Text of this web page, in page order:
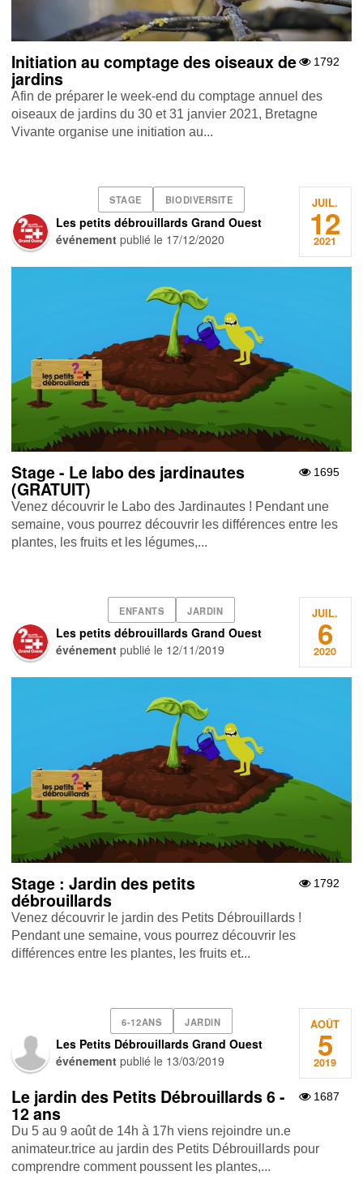
1792
Initiation au comptage des oiseaux de
jardins
Afin de préparer le week-end du comptage annuel des
oiseaux de jardins du 30 et 31 janvier 2021, Bretagne
Vivante organise une initiation au...
STAGE BIODIVERSITE
Les petits débrouillards Grand Ouest
événement publié le 17/12/2020
JUIL.
12
2021
1695
Stage - Le labo des jardinautes
(GRATUIT)
Venez découvrir le Labo des Jardinautes ! Pendant une
semaine, vous pourrez découvrir les différences entre les
plantes, les fruits et les légumes,...
ENFANTS JARDIN
Les petits débrouillards Grand Ouest
événement publié le 12/11/2019
JUIL.
6
2020
1792
Stage : Jardin des petits
débrouillards
Venez découvrir le jardin des Petits Débrouillards !
Pendant une semaine, vous pourrez découvrir les
différences entre les plantes, les fruits et...
6-12ANS JARDIN
Les Petits Débrouillards Grand Ouest
événement publié le 13/03/2019
AOÛT
5
2019
1687
Le jardin des Petits Débrouillards 6 -
12 ans
Du 5 au 9 août de 14h à 17h viens rejoindre un.e
animateur.trice au jardin des Petits Débrouillards pour
comprendre comment poussent les plantes,...